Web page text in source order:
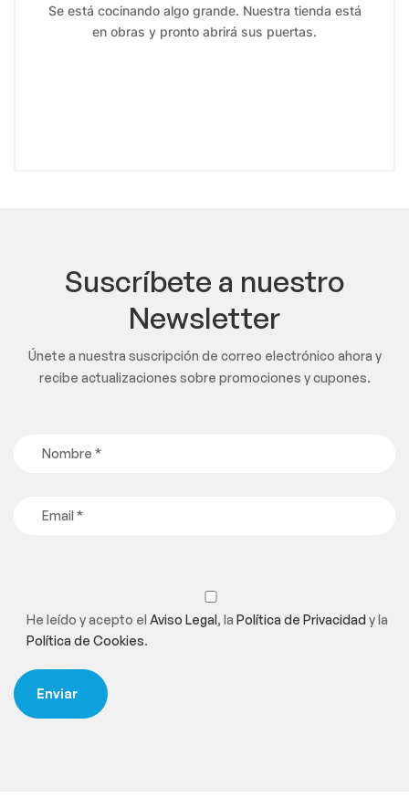
Se está cocinando algo grande. Nuestra tienda está
en obras y pronto abrirá sus puertas.
Suscríbete a nuestro
Newsletter
Únete a nuestra suscripción de correo electrónico ahora y
recibe actualizaciones sobre promociones y cupones.
He leído y acepto el Aviso Legal, la Política de Privacidady la
Política de Cookies.